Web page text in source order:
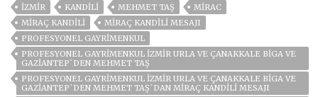
İZMIR
KANDILI MEHMET TAŞ
MIRAC
MIRAÇ KANDILI
MIRAÇ KANDILI MESAJI
PROFESYONEL GAYRIMENKUL
PROFESYONEL GAYRİMENKUL İZMİR URLA VE ÇANAKKALE BİGA VE
GAZİANTEP`DEN MEHMET TAŞ
PROFESYONEL GAYRİMENKUL İZMİR URLA VE ÇANAKKALE BİGA VE
GAZİANTEP`DEN MEHMET TAŞ`DAN MİRAÇ KANDİLİ MESAJI